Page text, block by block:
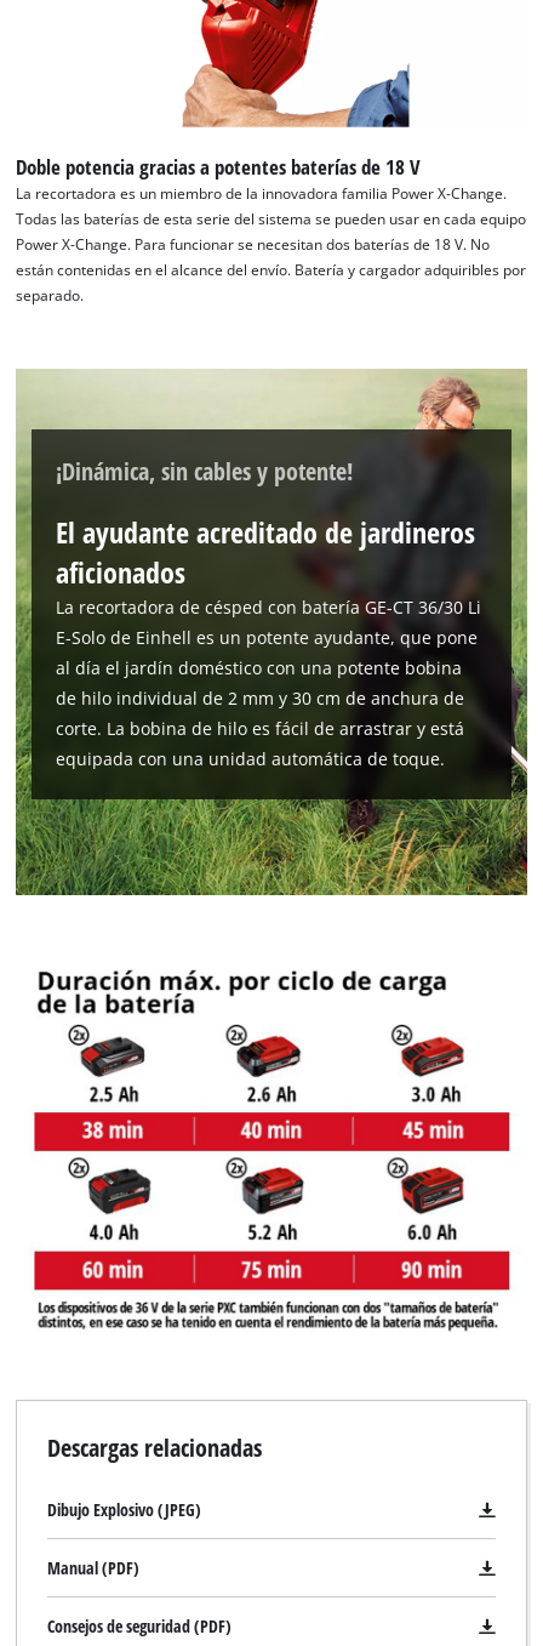
¡Necesitamos su consentimiento para
cargar el servicio Google Maps!
This content is not permitted to load due
to trackers that are not disclosed to the
visitor. The website owner needs to setup
the site with their CMP to add this content
to the list of technologies used.
Doble potencia gracias a potentes baterías de 18 V
La recortadora es un miembro de la innovadora familia Power X-Change.
Todas las baterías de esta serie del sistema se pueden usar en cada equipo
Power X-Change. Para funcionar se necesitan dos baterías de 18 V. No
están contenidas en el alcance del envío. Batería y cargador adquiribles por
separado.
¡Dinámica, sin cables y potente!
El ayudante acreditado de jardineros
aficionados
La recortadora de césped con batería GE-CT 36/30 Li
E-Solo de Einhell es un potente ayudante, que pone
al día el jardín doméstico con una potente bobina
de hilo individual de 2 mm y 30 cm de anchura de
corte. La bobina de hilo es fácil de arrastrar y está
equipada con una unidad automática de toque.
Descargas relacionadas
Dibujo Explosivo (JPEG)
Manual (PDF)
Consejos de seguridad (PDF)